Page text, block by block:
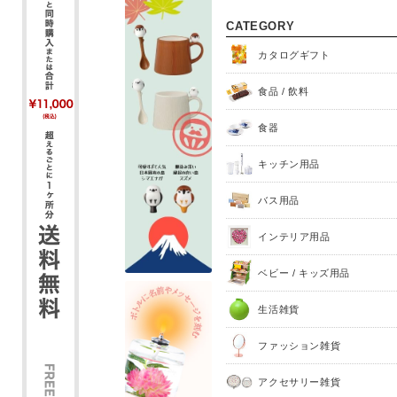
CATEGORY
カタログギフト
食品 / 飲料
食器
キッチン用品
バス用品
インテリア用品
ベビー / キッズ用品
生活雑貨
ファッション雑貨
アクセサリー雑貨